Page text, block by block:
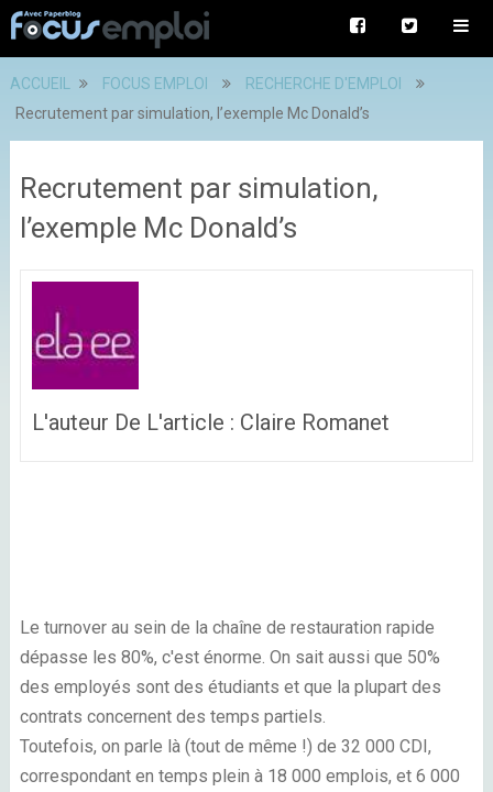
ACCUEIL FOCUS EMPLOI
RECHERCHE D'EMPLOI
Recrutement par simulation, l’exemple Mc Donald’s
Recrutement par simulation,
l’exemple Mc Donald’s
L'auteur De L'article : Claire Romanet
Le turnover au sein de la chaîne de restauration rapide
dépasse les 80%, c'est énorme. On sait aussi que 50%
des employés sont des étudiants et que la plupart des
contrats concernent des temps partiels.
Toutefois, on parle là (tout de même !) de 32 000 CDI,
correspondant en temps plein à 18 000 emplois, et 6 000